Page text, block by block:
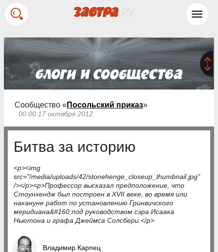
Сообщество « Посольский приказ»
00:00 17 октября 2012
Битва за историю
<p><img
src="/media/uploads/42/stonehenge_closeup_thumbnail.jpg"
/></p><p>Профессор высказал предположение, что
Стоунхендж был построен в XVII веке, во время или
накануне работ по установлению Гринвичского
меридиана&#160;под руководством сэра Исаака
Ньютона и графа Джеймса Солсбери.</p>
Владимир Карпец